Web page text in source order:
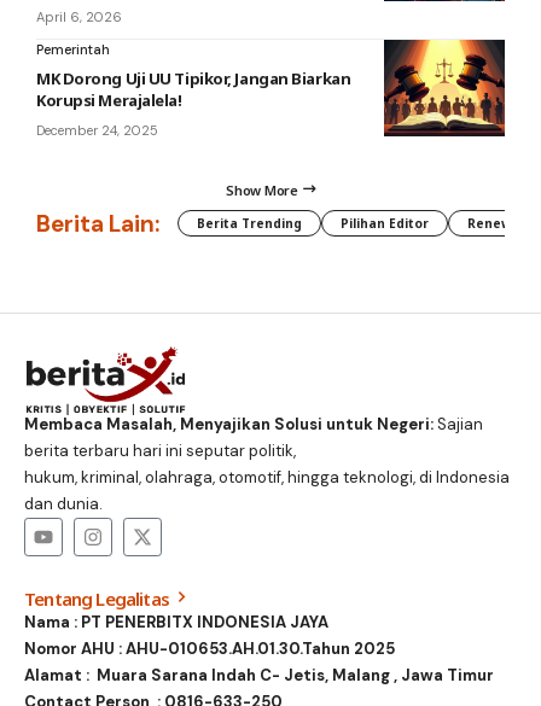
April 6, 2026
Pemerintah
MK Dorong Uji UU Tipikor, Jangan Biarkan
Korupsi Merajalela!
December 24, 2025
Show More
Berita Lain: Berita Trending Pilihan Editor
Membaca Masalah, Menyajikan Solusi untuk Negeri:Sajian
berita terbaru hari ini seputar politik,
hukum, kriminal, olahraga, otomotif, hingga teknologi, di Indonesia
dan dunia.
Tentang Legalitas
Nama : PT PENERBITX INDONESIA JAYA
Nomor AHU : AHU-010653.AH.01.30.Tahun 2025
Alamat : Muara Sarana Indah C- Jetis, Malang , Jawa Timur
Contact Person : 0816-633-250